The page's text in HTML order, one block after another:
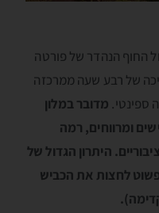
החוף הנהדר של פורטה
של רבע שעה ממרכזה
ספינטי. מדובר במלון
ומרווחים, רמה
היתרון הגדול של
לחצות את הכביש